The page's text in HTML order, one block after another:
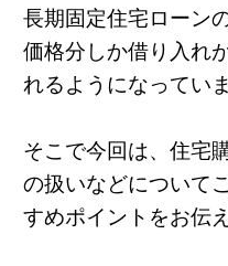
長期固定住宅ローン
価格分しか借り入れ
れるようになっていま
そこで今回は、住宅
の扱いなどについて
すめポイントをお伝